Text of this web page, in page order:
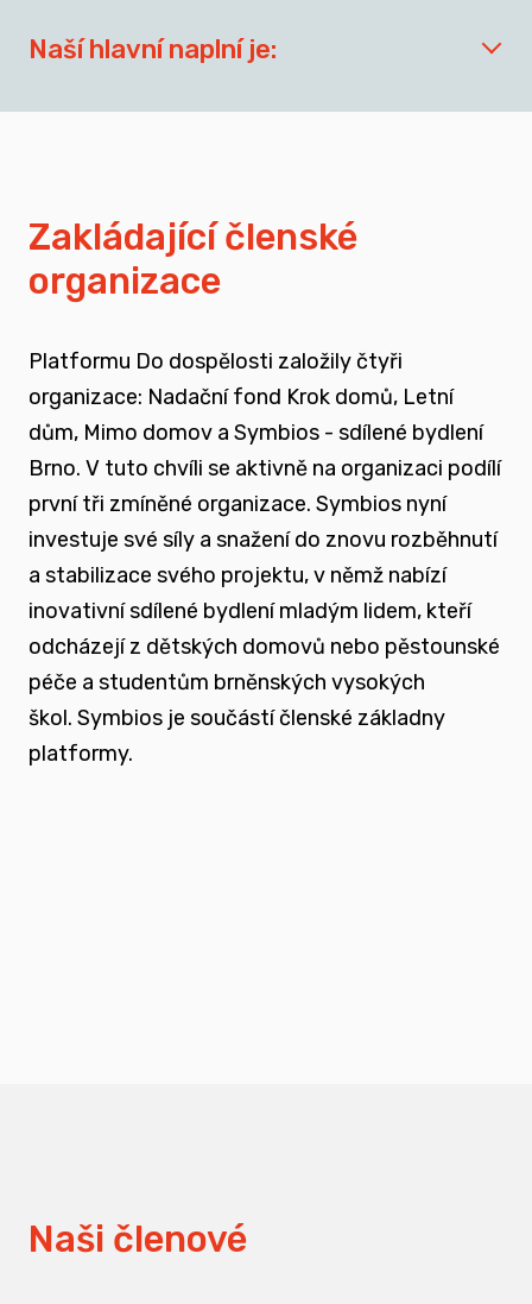
Naší hlavní naplní je:
spojovat sílu hlasu nevládního sektoru v
zapojovat se do advokační činnosti, která
souvisí i se změnou legislativy a systému
jako takového
nést a podporovat sílu hlasu těch, kteří
vyrůstali mimo své biologické rodiny
rozvíjet dialog a vést kontruktivní debaty
spojené se změnou systému péče o
podporovat vzdělání a osvětu nejen u
Zakládající členské
organizace
Platformu Do dospělosti založily čtyři
organizace: Nadační fond Krok domů, Letní
dům, Mimo domov a Symbios - sdílené bydlení
Brno. V tuto chvíli se aktivně na organizaci podílí
první tři zmíněné organizace. Symbios nyní
investuje své síly a snažení do znovu rozběhnutí
a stabilizace svého projektu, v němž nabízí
inovativní sdílené bydlení mladým lidem, kteří
odcházejí z dětských domovů nebo pěstounské
péče a studentům brněnských vysokých
škol. Symbios je součástí členské základny
platformy.
Naši členové